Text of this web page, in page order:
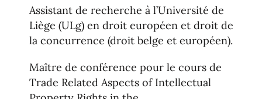
Assistant de recherche à l’Université de
Liège (ULg) en droit européen et droit de
la concurrence (droit belge et européen).
Maître de conférence pour le cours de
Trade Related Aspects of Intellectual